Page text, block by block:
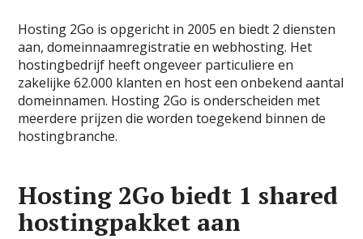
Hosting 2Go is opgericht in 2005 en biedt 2 diensten
aan, domeinnaamregistratie en webhosting. Het
hostingbedrijf heeft ongeveer particuliere en
zakelijke 62.000 klanten en host een onbekend aantal
domeinnamen. Hosting 2Go is onderscheiden met
meerdere prijzen die worden toegekend binnen de
hostingbranche.
Hosting 2Go biedt 1 shared
hostingpakket aan